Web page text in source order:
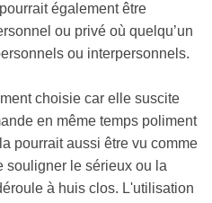
également être
ou privé où quelqu’un
ou interpersonnels.
choisie car elle suscite
en même temps poliment
pourrait aussi être vu comme
souligner le sérieux ou la
à huis clos. L'utilisation